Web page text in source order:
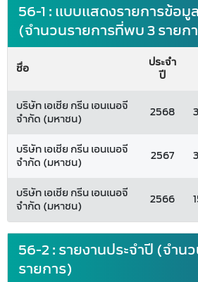
56-1 : แบบแสดงรายการข้อมู
(จำนวนรายการที่พบ 3 รายก
ชื่อ
ประจำ
ปี
บริษัท เอเชีย กรีน เอนเนอจี
จำกัด (มหาชน)
2568
บริษัท เอเชีย กรีน เอนเนอจี
จำกัด (มหาชน)
2567
บริษัท เอเชีย กรีน เอนเนอจี
จำกัด (มหาชน)
2566
56-2 : รายงานประจำปี (จำน
รายการ)